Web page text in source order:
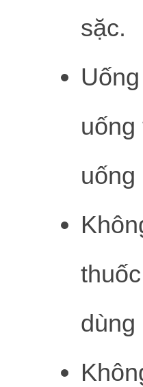
sặc.
uống
uống